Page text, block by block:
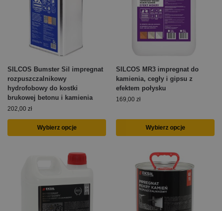
SILCOS Bumster Sil impregnat
rozpuszczalnikowy
hydrofobowy do kostki
brukowej betonu i kamienia
202,00 zł
Wybierz opcje
SILCOS MR3 impregnat do
kamienia, cegły i gipsu z
efektem połysku
169,00 zł
Wybierz opcje